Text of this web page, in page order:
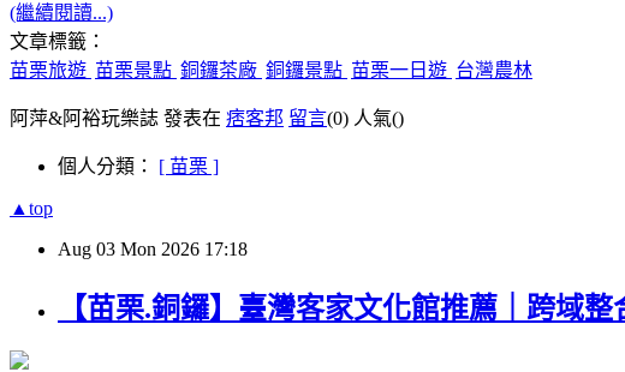
(繼續閱讀...)
文章標籤：
苗栗旅遊 苗栗景點 銅鑼茶廠 銅鑼景點 苗栗一日遊 台灣農林
阿萍&阿裕玩樂誌 發表在 痞客邦 留言(0) 人氣()
個人分類： [ 苗栗 ]
▲top
Aug 03 Mon 2026 17:18
【苗栗.銅鑼】臺灣客家文化館推薦｜跨域